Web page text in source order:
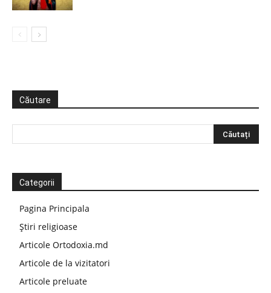
Căutare
Categorii
Pagina Principala
Știri religioase
Articole Ortodoxia.md
Articole de la vizitatori
Articole preluate